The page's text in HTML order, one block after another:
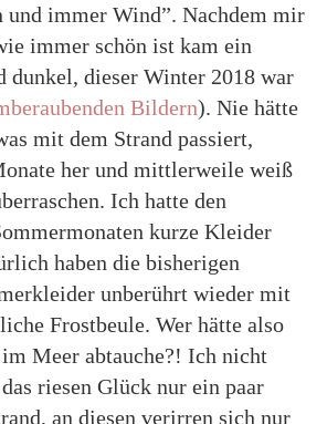
und immer Wind”. Nachdem mir
immer schön ist kam ein
dunkel, dieser Winter 2018 war
Bildern). Nie hätte
mit dem Strand passiert,
her und mittlerweile weiß
Ich hatte den
kurze Kleider
haben die bisherigen
unberührt wieder mit
Frostbeule. Wer hätte also
Meer abtauche?! Ich nicht
riesen Glück nur ein paar
an diesen verirren sich nur